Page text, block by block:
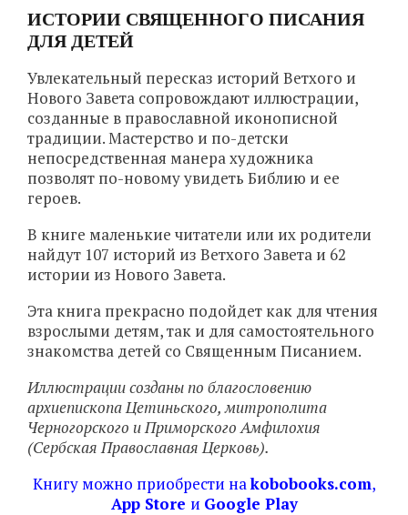
ИСТОРИИ СВЯЩЕННОГО ПИСАНИЯ
ДЛЯ ДЕТЕЙ
Увлекательный пересказ историй Ветхого и
Нового Завета сопровождают иллюстрации,
созданные в православной иконописной
традиции. Мастерство и по-детски
непосредственная манера художника
позволят по-новому увидеть Библию и ее
героев.
В книге маленькие читатели или их родители
найдут 107 историй из Ветхого Завета и 62
истории из Нового Завета.
Эта книга прекрасно подойдет как для чтения
взрослыми детям, так и для самостоятельного
знакомства детей со Священным Писанием.
Иллюстрации созданы по благословению
архиепископа Цетиньского, митрополита
Черногорского и Приморского Амфилохия
(Сербская Православная Церковь).
Книгу можно приобрести наkobobooks.com,
App Store и Google Play